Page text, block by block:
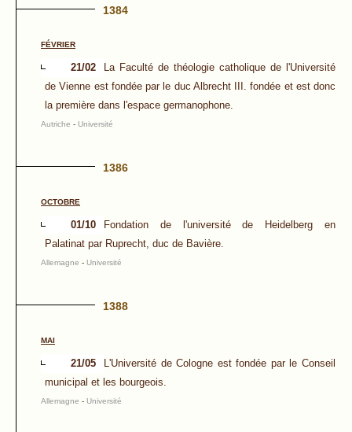
1384
FÉVRIER
21/02
La Faculté de théologie catholique de l'Université
de Vienne est fondée par le duc Albrecht III. fondée et est donc
la première dans l'espace germanophone.
Autriche - Université
1386
OCTOBRE
01/10
Fondation de l'université de Heidelberg en
Palatinat par Ruprecht, duc de Bavière.
Allemagne - Université
1388
MAI
21/05
L'Université de Cologne est fondée par le Conseil
municipal et les bourgeois.
Allemagne - Université